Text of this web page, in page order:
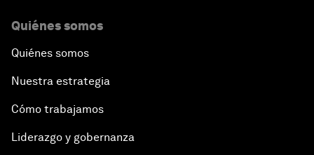
Quiénes somos
Quiénes somos
Nuestra estrategia
Cómo trabajamos
Liderazgo y gobernanza